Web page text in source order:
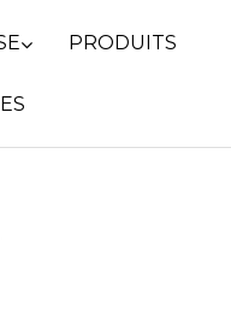
PRODUITS